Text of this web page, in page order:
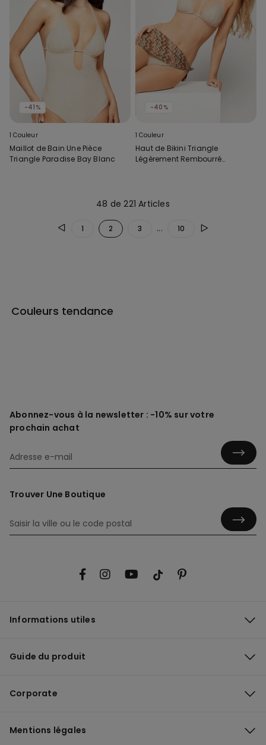
-41%
1 Couleur
Maillot de Bain Une Pièce
Triangle Paradise Bay Blanc
-40%
1 Couleur
Haut de Bikini Triangle
Légèrement Rembourré
48 de 221 Articles
1 2 3 ... 10
Couleurs tendance
Abonnez-vous à la newsletter : -10% sur votre
prochain achat
Trouver Une Boutique
Informations utiles
Guide du produit
Corporate
Mentions légales